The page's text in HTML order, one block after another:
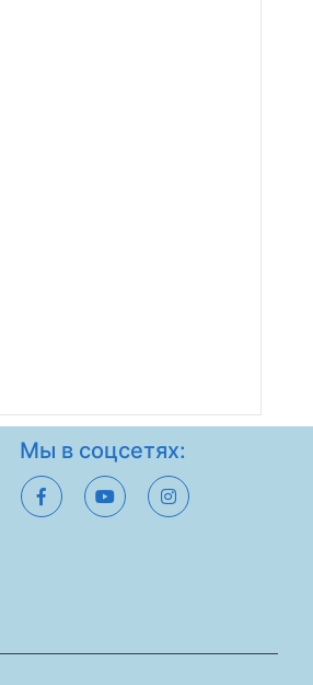
Мы в соцсетях: